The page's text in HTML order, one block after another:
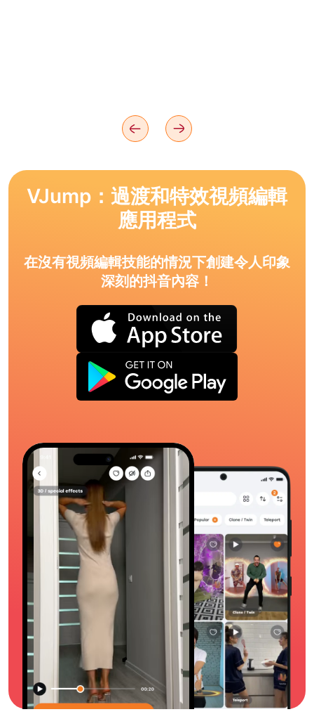
VJump：過渡和特效視頻編輯
應用程式
在沒有視頻編輯技能的情況下創建令人印象
深刻的抖音內容！